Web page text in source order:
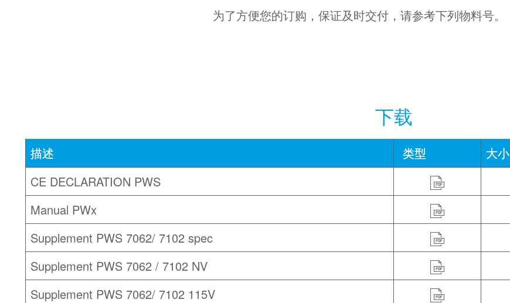
为了方便您的订购，保证及时交付，请参考下列物料号。
下载
描述 类型
大小
CE DECLARATION PWS
PDF
Manual PWx
PDF
Supplement PWS 7062/ 7102 spec
PDF
Supplement PWS 7062 / 7102 NV
PDF
Supplement PWS 7062/ 7102 115V
PDF